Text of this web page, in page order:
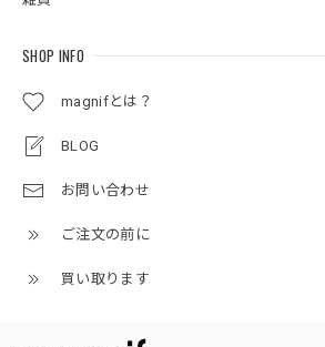
SHOP INFO
magnifとは？
BLOG
お問い合わせ
ご注文の前に
買い取ります